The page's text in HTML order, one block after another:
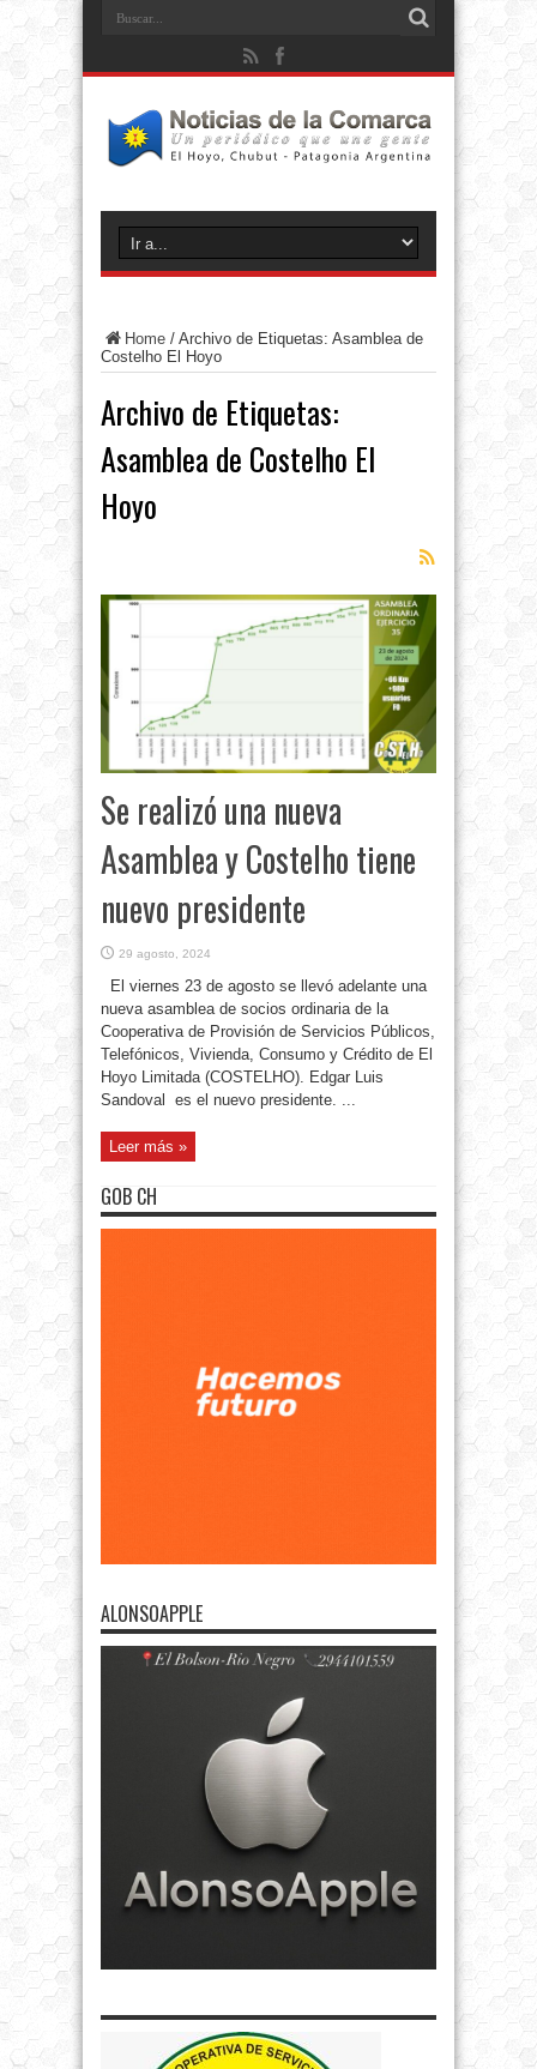
Home / Archivo de Etiquetas: Asamblea de
Costelho El Hoyo
Archivo de Etiquetas:
Asamblea de Costelho El
Hoyo
Se realizó una nueva
Asamblea y Costelho tiene
nuevo presidente
29 agosto, 2024
El viernes 23 de agosto se llevó adelante una
nueva asamblea de socios ordinaria de la
Cooperativa de Provisión de Servicios Públicos,
Telefónicos, Vivienda, Consumo y Crédito de El
Hoyo Limitada (COSTELHO). Edgar Luis
Sandoval es el nuevo presidente. ...
Leer más »
GOB CH
ALONSOAPPLE